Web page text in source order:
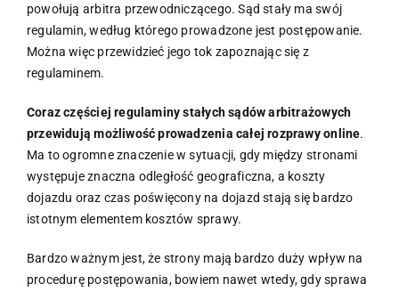
powołują arbitra przewodniczącego. Sąd stały ma swój
regulamin, według którego prowadzone jest postępowanie.
Można więc przewidzieć jego tok zapoznając się z
regulaminem.
Coraz częściej regulaminy stałych sądów arbitrażowych
przewidują możliwość prowadzenia całej rozprawy online.
Ma to ogromne znaczenie w sytuacji, gdy między stronami
występuje znaczna odległość geograficzna, a koszty
dojazdu oraz czas poświęcony na dojazd stają się bardzo
istotnym elementem kosztów sprawy.
Bardzo ważnym jest, że strony mają bardzo duży wpływ na
procedurę postępowania, bowiem nawet wtedy, gdy sprawa